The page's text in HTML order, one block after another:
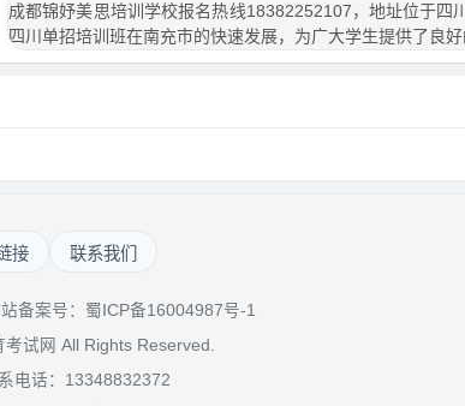
成都锦妤美思培训学校报名热线18382252107，地址位于四
四川单招培训班在南充市的快速发展，为广大学生提供了良
接 联系我们
备案号： 蜀ICP备16004987号-1
试网 All Rights Reserved.
电话：13348832372